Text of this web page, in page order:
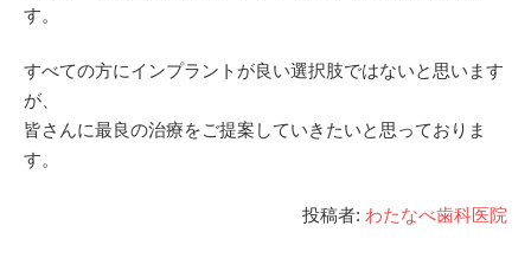
す。
すべての方にインプラントが良い選択肢ではないと思います
が、
皆さんに最良の治療をご提案していきたいと思っておりま
す。
投稿者: わたなべ歯科医院